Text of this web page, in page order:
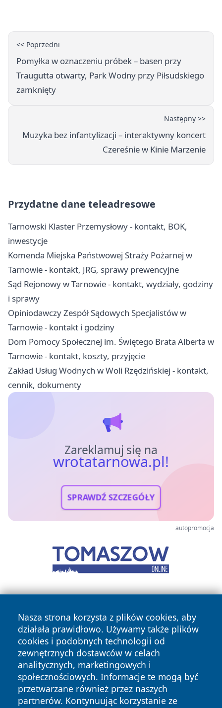
<< Poprzedni
Pomyłka w oznaczeniu próbek – basen przy
Traugutta otwarty, Park Wodny przy Piłsudskiego
zamknięty
Następny >>
Muzyka bez infantylizacji – interaktywny koncert
Czereśnie w Kinie Marzenie
Przydatne dane teleadresowe
Tarnowski Klaster Przemysłowy - kontakt, BOK,
inwestycje
Komenda Miejska Państwowej Straży Pożarnej w
Tarnowie - kontakt, JRG, sprawy prewencyjne
Sąd Rejonowy w Tarnowie - kontakt, wydziały, godziny
i sprawy
Opiniodawczy Zespół Sądowych Specjalistów w
Tarnowie - kontakt i godziny
Dom Pomocy Społecznej im. Świętego Brata Alberta w
Tarnowie - kontakt, koszty, przyjęcie
Zakład Usług Wodnych w Woli Rzędzińskiej - kontakt,
cennik, dokumenty
Zareklamuj się na
wrotatarnowa.pl!
SPRAWDŹ SZCZEGÓŁY
autopromocja
Nasza strona korzysta z plików cookies, aby
działała prawidłowo. Używamy także plików
cookies i podobnych technologii od
zewnętrznych dostawców w celach
analitycznych, marketingowych i
społecznościowych. Informacje te mogą być
przetwarzane również przez naszych
partnerów. Kontynuując korzystanie ze
Copyright © 2026 wrotatarnowa.pl Wszystkie prawa
zastrzeżone.
Polityka
Polityka